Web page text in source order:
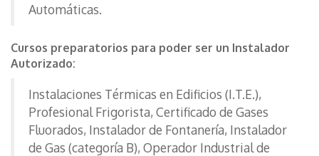
Automáticas.
Cursos preparatorios para poder ser un Instalador
Autorizado:
Instalaciones Térmicas en Edificios (I.T.E.),
Profesional Frigorista, Certificado de Gases
Fluorados, Instalador de Fontanería, Instalador
de Gas (categoría B), Operador Industrial de